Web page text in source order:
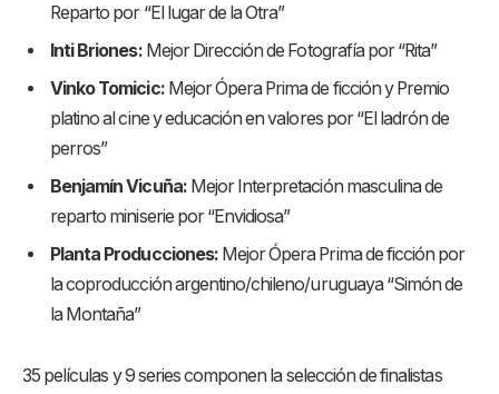
Reparto por “El lugar de la Otra”
Inti Briones:Mejor Dirección de Fotografía por “Rita”
Vinko Tomicic:Mejor Ópera Prima de ficción y Premio
platino al cine y educación en valores por “El ladrón de
perros”
Benjamín Vicuña:Mejor Interpretación masculina de
reparto miniserie por “Envidiosa”
Planta Producciones:Mejor Ópera Prima de ficción por
la coproducción argentino/chileno/uruguaya “Simón de
la Montaña”
35 películas y 9 series componen la selección de finalistas